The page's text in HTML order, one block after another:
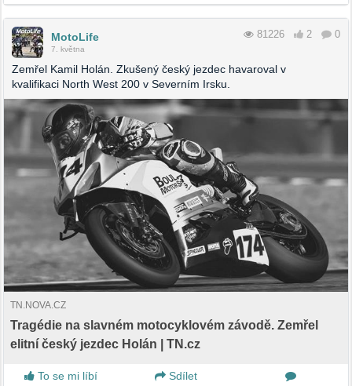
MotoLife
7. května
81226 2 0
Zemřel Kamil Holán. Zkušený český jezdec havaroval v
kvalifikaci North West 200 v Severním Irsku.
TN.NOVA.CZ
Tragédie na slavném motocyklovém závodě. Zemřel
elitní český jezdec Holán | TN.cz
To se mi líbí Sdílet